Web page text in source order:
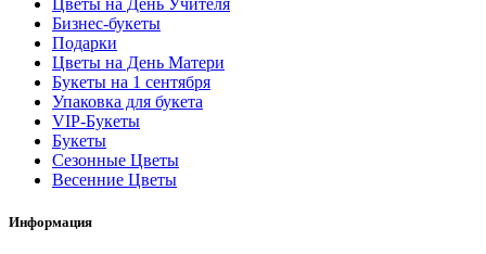
Бизнес-букеты
Подарки
Цветы на День Матери
Букеты на 1 сентября
Упаковка для букета
VIP-Букеты
Букеты
Сезонные Цветы
Весенние Цветы
Информация